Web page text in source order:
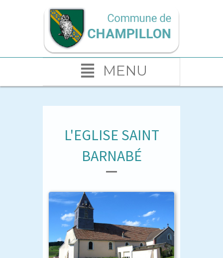
MENU
L'EGLISE SAINT
BARNABÉ